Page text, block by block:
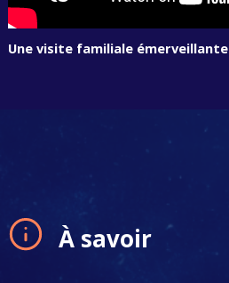
Une visite familiale émerveillante
À savoir